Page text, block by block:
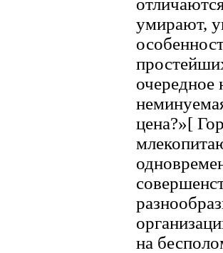
умирают,
очередное
цена?»[
на